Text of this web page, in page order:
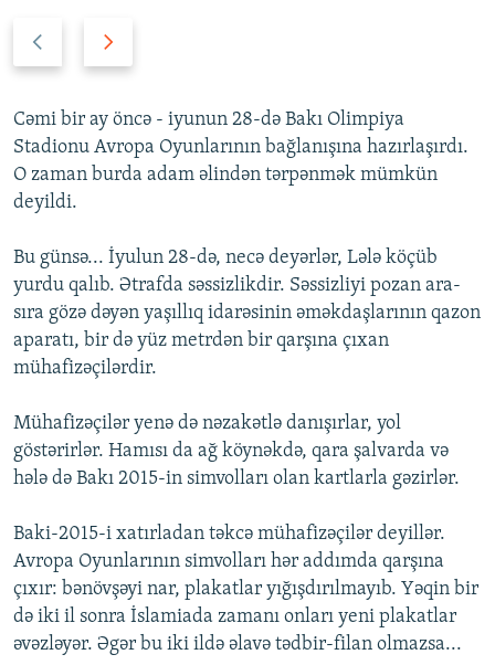
XƏBƏR BÜLLETENLƏRIMIZ
Öncəki
Növbəti
Cəmi bir ay öncə - iyunun 28-də Bakı Olimpiya
Stadionu Avropa Oyunlarının bağlanışına hazırlaşırdı.
O zaman burda adam əlindən tərpənmək mümkün
deyildi.
Bu günsə... İyulun 28-də, necə deyərlər, Lələ köçüb
yurdu qalıb. Ətrafda səssizlikdir. Səssizliyi pozan ara-
sıra gözə dəyən yaşıllıq idarəsinin əməkdaşlarının qazon
aparatı, bir də yüz metrdən bir qarşına çıxan
mühafizəçilərdir.
Mühafizəçilər yenə də nəzakətlə danışırlar, yol
göstərirlər. Hamısı da ağ köynəkdə, qara şalvarda və
hələ də Bakı 2015-in simvolları olan kartlarla gəzirlər.
Baki-2015-i xatırladan təkcə mühafizəçilər deyillər.
Avropa Oyunlarının simvolları hər addımda qarşına
çıxır: bənövşəyi nar, plakatlar yığışdırılmayıb. Yəqin bir
də iki il sonra İslamiada zamanı onları yeni plakatlar
əvəzləyər. Əgər bu iki ildə əlavə tədbir-filan olmazsa...